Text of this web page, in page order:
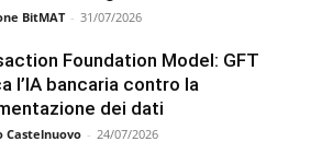
BitMAT - 31/07/2026
Foundation Model: GFT
l’IA bancaria contro la
dei dati
Castelnuovo - 24/07/2026